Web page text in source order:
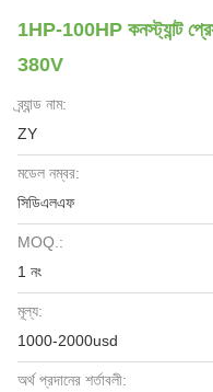
1HP-100HP কনস্ট্যান্ট
380V
ব্র্যান্ড নাম:
ZY
মডেল নম্বর:
সিডিএলএফ
MOQ.:
1 নং
মূল্য:
1000-2000usd
অর্থ প্রদানের শর্তাবলী: